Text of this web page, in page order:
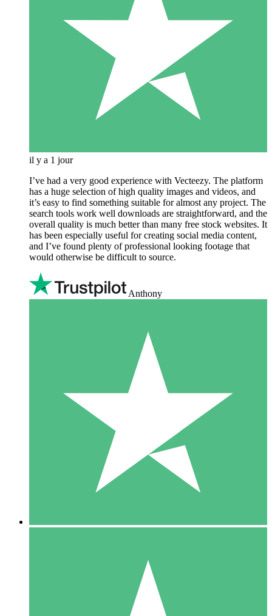
il y a 1 jour
I’ve had a very good experience with Vecteezy. The platform
has a huge selection of high quality images and videos, and
it’s easy to find something suitable for almost any project. The
search tools work well downloads are straightforward, and the
overall quality is much better than many free stock websites. It
has been especially useful for creating social media content,
and I’ve found plenty of professional looking footage that
would otherwise be difficult to source.
Anthony